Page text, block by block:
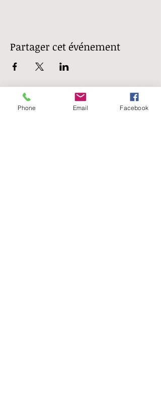
Partager cet événement
Phone Email Facebook